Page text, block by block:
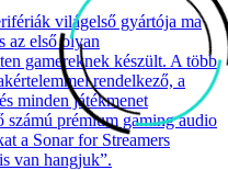
világelső gyártója ma
az első olyan
gamereknek készült. A több
rendelkező, a
minden játékmenet
számú prémium gaming audio
a Sonar for Streamers
van hangjuk”.